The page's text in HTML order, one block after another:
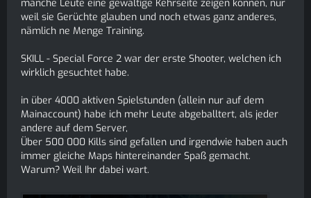
manche Leute eine gewaltige Kehrseite zeigen können, nur
weil sie Gerüchte glauben und noch etwas ganz anderes,
nämlich ne Menge Training.
SKILL - Special Force 2 war der erste Shooter, welchen ich
wirklich gesuchtet habe.
in über 4000 aktiven Spielstunden (allein nur auf dem
Mainaccount) habe ich mehr Leute abgeballtert, als jeder
andere auf dem Server,
Über 500 000 Kills sind gefallen und irgendwie haben auch
immer gleiche Maps hintereinander Spaß gemacht.
Warum? Weil Ihr dabei wart.